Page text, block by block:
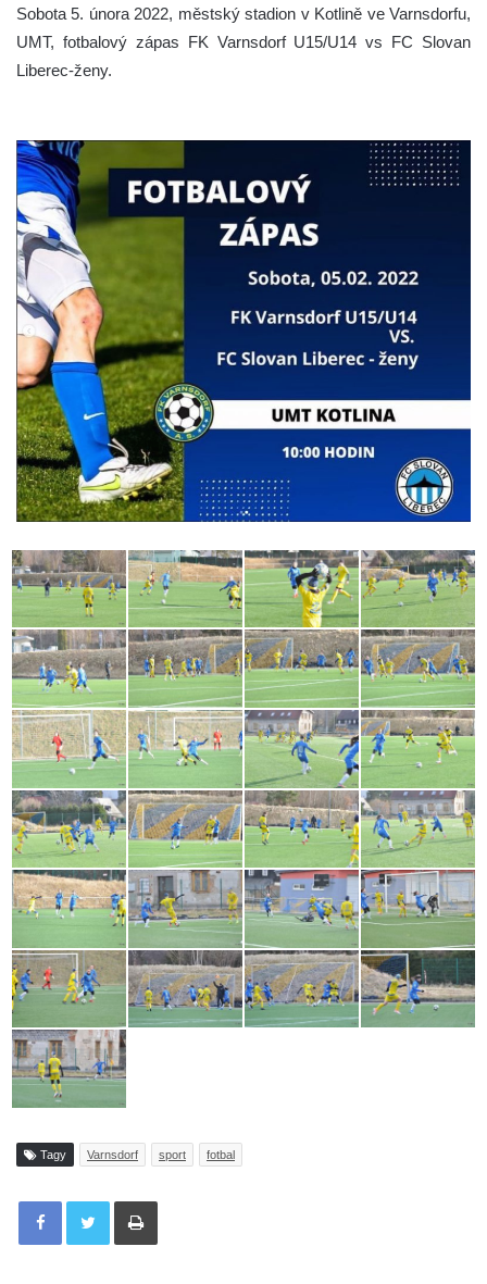
Sobota 5. února 2022, městský stadion v Kotlině ve Varnsdorfu,
UMT, fotbalový zápas FK Varnsdorf U15/U14 vs FC Slovan
Liberec-ženy.
Tagy Varnsdorf sport fotbal
Tisknout